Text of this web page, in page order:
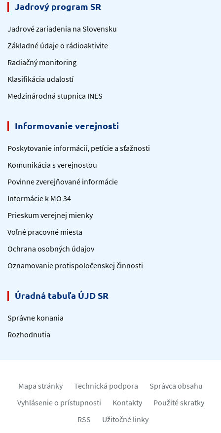
Jadrový program SR
Jadrové zariadenia na Slovensku
Základné údaje o rádioaktivite
Radiačný monitoring
Klasifikácia udalostí
Medzinárodná stupnica INES
Informovanie verejnosti
Poskytovanie informácií, petície a sťažnosti
Komunikácia s verejnosťou
Povinne zverejňované informácie
Informácie k MO 34
Prieskum verejnej mienky
Voľné pracovné miesta
Ochrana osobných údajov
Oznamovanie protispoločenskej činnosti
Úradná tabuľa ÚJD SR
Správne konania
Rozhodnutia
Mapa stránky Technická podpora
Správca obsahu
Vyhlásenie o prístupnosti
Kontakty
Použité skratky
RSS
Užitočné linky